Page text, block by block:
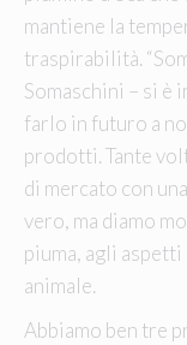
mantiene la
traspirabilità.
Somaschini – si è
farlo in futuro a
prodotti. Tante
di mercato con
vero, ma diamo
piuma, agli aspetti
animale.
Abbiamo ben tre